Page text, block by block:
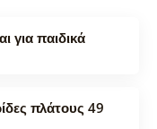
για παιδικά
πλάτους 49